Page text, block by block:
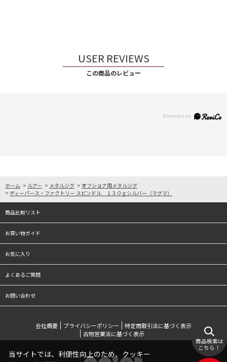
USER REVIEWS
この商品のレビュー
ホーム > ルアー > メタルジグ > オフショア用メタルジグ
> ディーパース・ファクトリー スピンドル １３０ｇシルバー（マグマ）
商品比較リスト
お買い物ガイド
お気に入り
よくあるご質問
お問い合わせ
会社概要 プライバシーポリシー
特定商取引法に基づく表示
古物営業法に基づく表示
商品検索は
こちら！
当サイトでは、利便性向上のため、クッキー